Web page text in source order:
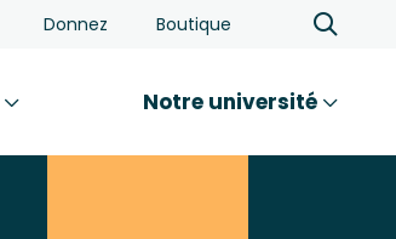
Donnez Boutique
Notre université